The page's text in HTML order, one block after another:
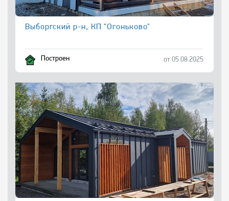
Выборгский р-н, КП "Огоньково"
Построен от 05.08.2025